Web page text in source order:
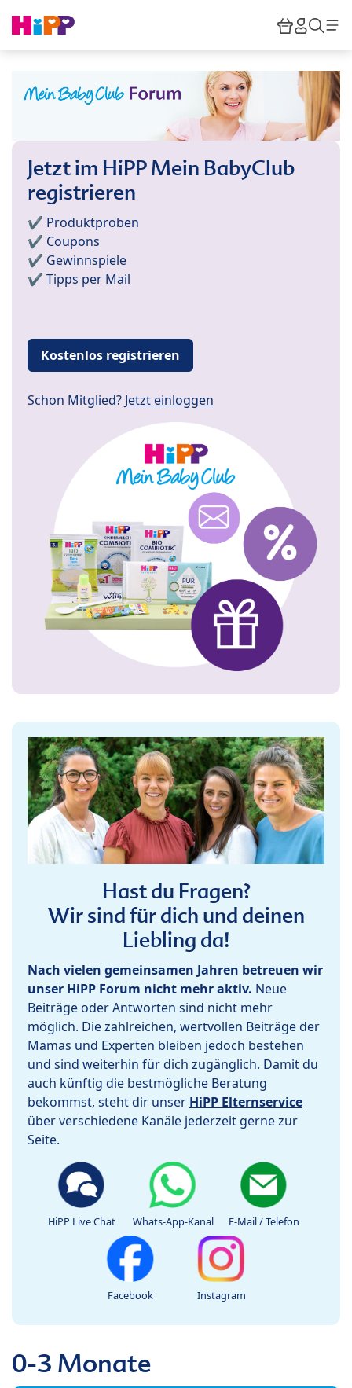
HiPP
Jetzt im HiPP Mein BabyClub
registrieren
✔️ Produktproben
✔️ Coupons
✔️ Gewinnspiele
✔️ Tipps per Mail
Kostenlos registrieren
Schon Mitglied? Jetzt einloggen
Hast du Fragen?
Wir sind für dich und deinen
Liebling da!
Nach vielen gemeinsamen Jahren betreuen wir
unser HiPP Forum nicht mehr aktiv. Neue
Beiträge oder Antworten sind nicht mehr
möglich. Die zahlreichen, wertvollen Beiträge der
Mamas und Experten bleiben jedoch bestehen
und sind weiterhin für dich zugänglich. Damit du
auch künftig die bestmögliche Beratung
bekommst, steht dir unser HiPP Elternservice
über verschiedene Kanäle jederzeit gerne zur
Seite.
HiPP Live Chat Whats-App-Kanal E-Mail / Telefon
Facebook Instagram
0-3 Monate